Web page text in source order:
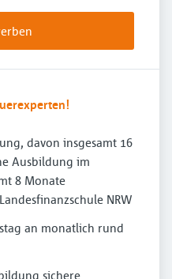
davon insgesamt 16
Ausbildung im
8 Monate
NRW
an monatlich rund
sichere